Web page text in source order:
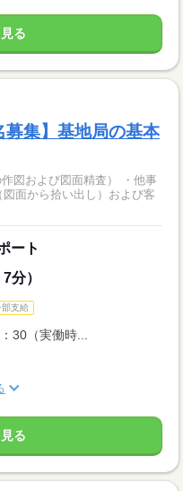
る
募集】基地局の基本
図および図面精査） ・他事
面から拾い出し）および客
ート
分）
部支給
30（実働時...
る